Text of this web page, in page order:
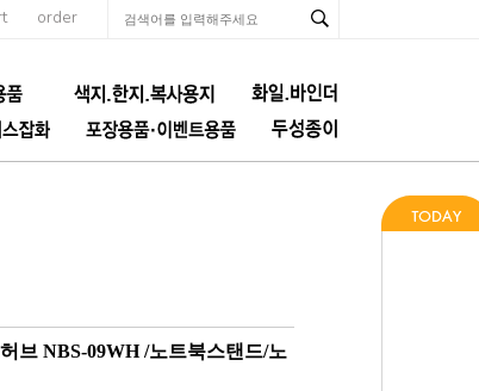
order
브 NBS-09WH /노트북스탠드/노